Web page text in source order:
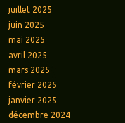
juillet 2025
juin 2025
mai 2025
avril 2025
mars 2025
février 2025
janvier 2025
décembre 2024